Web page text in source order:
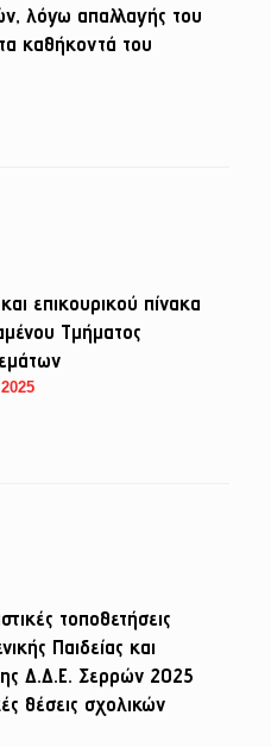
λόγω απαλλαγής του
καθήκοντά του
επικουρικού πίνακα
Τμήματος
τοποθετήσεις
Παιδείας και
Δ.Δ.Ε. Σερρών 2025
θέσεις σχολικών